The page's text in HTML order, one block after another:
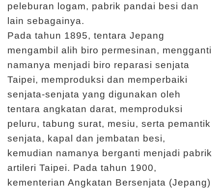
i
K
u
n
j
u
n
g
a
n
I
n
peleburan logam, pabrik pandai besi dan
lain sebagainya.
Pada tahun 1895, tentara Jepang
mengambil alih biro permesinan, mengganti
namanya menjadi biro reparasi senjata
Taipei, memproduksi dan memperbaiki
senjata-senjata yang digunakan oleh
tentara angkatan darat, memproduksi
peluru, tabung surat, mesiu, serta pemantik
senjata, kapal dan jembatan besi,
kemudian namanya berganti menjadi pabrik
artileri Taipei. Pada tahun 1900,
kementerian Angkatan Bersenjata (Jepang)